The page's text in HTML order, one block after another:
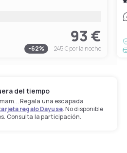
93 €
-62% 245 €por la noche
del tiempo
Regala una escapada
regalo Dayuse. No disponible
Consulta la participación.